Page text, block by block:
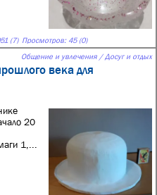
(7) Просмотров: 45 (0)
Общение и увлечения / Досуг и отдых
века для
20
1,...